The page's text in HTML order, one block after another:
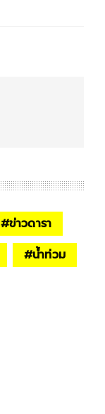
#ข่าวดารา
#น้ำท่วม